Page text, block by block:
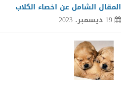
المقال الشامل عن اخصاء الكلاب
19 ديسمبر، 2023